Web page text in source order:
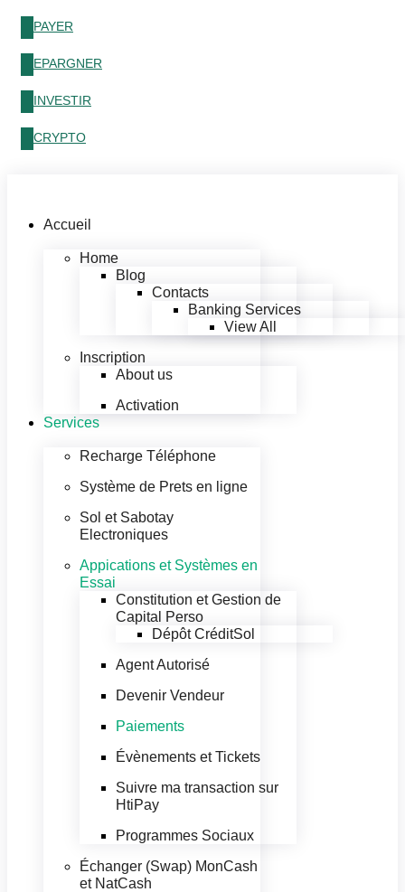
PAYER
EPARGNER
INVESTIR
CRYPTO
Accueil
Home
Blog
Contacts
Banking Services
View All
Inscription
About us
Activation
Services
Recharge Téléphone
Système de Prets en ligne
Sol et Sabotay
Electroniques
Appications et Systèmes en
Essai
Constitution et Gestion de
Capital Perso
Dépôt CréditSol
Agent Autorisé
Devenir Vendeur
Paiements
Évènements et Tickets
Suivre ma transaction sur
HtiPay
Programmes Sociaux
Échanger (Swap) MonCash
et NatCash